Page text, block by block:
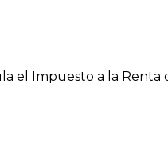
el Impuesto a la Renta